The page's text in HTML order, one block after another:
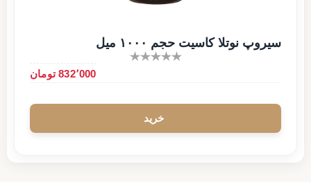
سیروپ نوتلا کاسیت حجم ۱۰۰۰ میل
832٬000 تومان